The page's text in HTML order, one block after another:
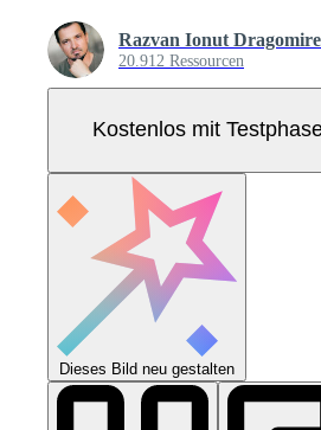
Razvan Ionut
20.912 Ressourcen
Kostenlos mit
Dieses Bild neu gestalten